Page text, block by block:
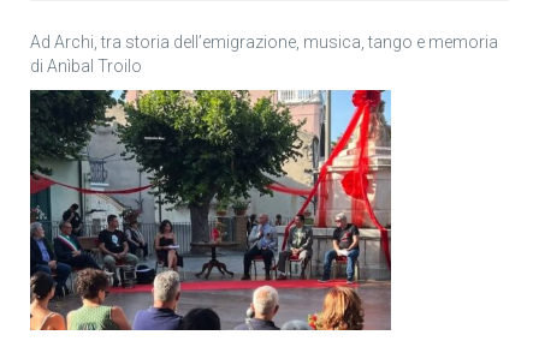
Ad Archi, tra storia dell’emigrazione, musica, tango e memoria
di Anìbal Troilo